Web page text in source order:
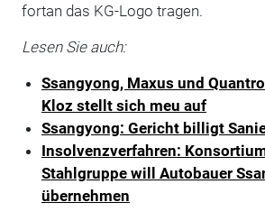
fortan das KG-Logo tragen.
Lesen Sie auch:
Ssangyong, Maxus und
Kloz stellt sich meu auf
Ssangyong: Gericht billigt
Insolvenzverfahren:
Stahlgruppe will Autobauer
übernehmen